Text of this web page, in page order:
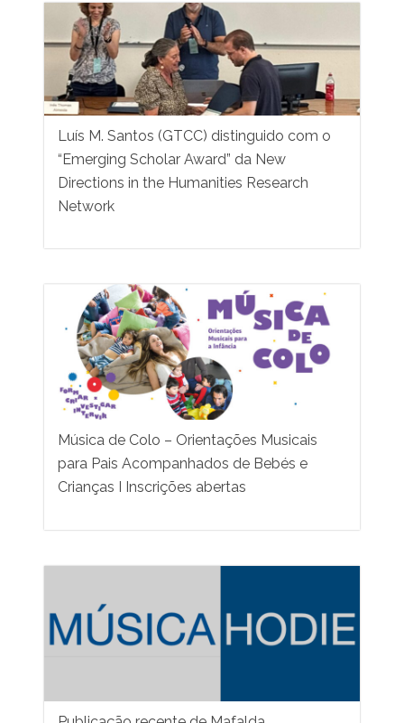
Luís M. Santos (GTCC) distinguido com o
“Emerging Scholar Award” da New
Directions in the Humanities Research
Network
Música de Colo – Orientações Musicais
para Pais Acompanhados de Bebés e
Crianças I Inscrições abertas